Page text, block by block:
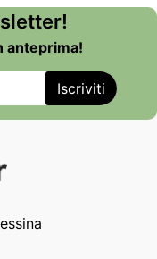
anteprima!